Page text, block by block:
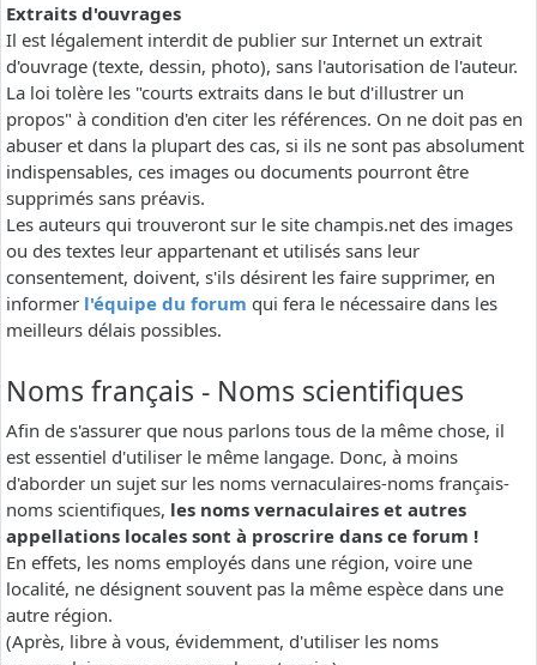
Extraits d'ouvrages
Il est légalement interdit de publier sur Internet un extrait
d'ouvrage (texte, dessin, photo), sans l'autorisation de l'auteur.
La loi tolère les "courts extraits dans le but d'illustrer un
propos" à condition d'en citer les références. On ne doit pas en
abuser et dans la plupart des cas, si ils ne sont pas absolument
indispensables, ces images ou documents pourront être
supprimés sans préavis.
Les auteurs qui trouveront sur le site champis.net des images
ou des textes leur appartenant et utilisés sans leur
consentement, doivent, s'ils désirent les faire supprimer, en
informer l'équipe du forum qui fera le nécessaire dans les
meilleurs délais possibles.
Noms français - Noms scientifiques
Afin de s'assurer que nous parlons tous de la même chose, il
est essentiel d'utiliser le même langage. Donc, à moins
d'aborder un sujet sur les noms vernaculaires-noms français-
noms scientifiques, les noms vernaculaires et autres
appellations locales sont à proscrire dans ce forum !
En effets, les noms employés dans une région, voire une
localité, ne désignent souvent pas la même espèce dans une
autre région.
(Après, libre à vous, évidemment, d'utiliser les noms